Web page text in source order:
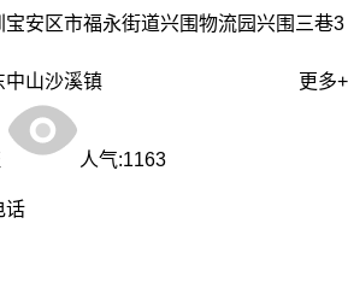
宝安区市福永街道兴围物流园兴围三巷3
中山沙溪镇 更多+
人气:1163
话